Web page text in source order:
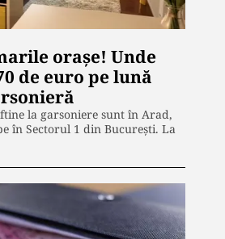
orașe! Unde
de euro pe lună
la garsoniere sunt în Arad,
în Sectorul 1 din București. La